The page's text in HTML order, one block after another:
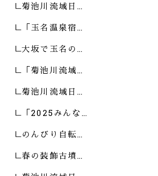
菊池川流域日…
「玉名温泉宿…
大坂で玉名の…
「菊池川流域…
菊池川流域日…
「2025みんな…
のんびり自転…
春の装飾古墳…